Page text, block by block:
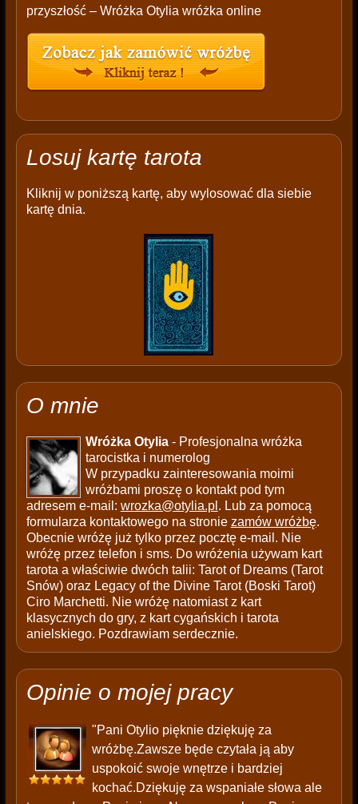
przyszłość – Wróżka Otylia wróżka online
Losuj kartę tarota
Kliknij w poniższą kartę, aby wylosować dla siebie
kartę dnia.
O mnie
Wróżka Otylia- Profesjonalna wróżka
tarocistka i numerolog
W przypadku zainteresowania moimi
wróżbami proszę o kontakt pod tym
adresem e-mail: wrozka@otylia.pl . Lub za pomocą
formularza kontaktowego na stronie zamów wróżbę.
Obecnie wróżę już tylko przez pocztę e-mail. Nie
wróżę przez telefon i sms. Do wróżenia używam kart
tarota a właściwie dwóch talii: Tarot of Dreams (Tarot
Snów) oraz Legacy of the Divine Tarot (Boski Tarot)
Ciro Marchetti. Nie wróżę natomiast z kart
klasycznych do gry, z kart cygańskich i tarota
anielskiego. Pozdrawiam serdecznie.
Opinie o mojej pracy
"Pani Otylio pięknie dziękuję za
wróżbę.Zawsze będe czytała ją aby
uspokoić swoje wnętrze i bardziej
kochać.Dziękuję za wspaniałe słowa ale